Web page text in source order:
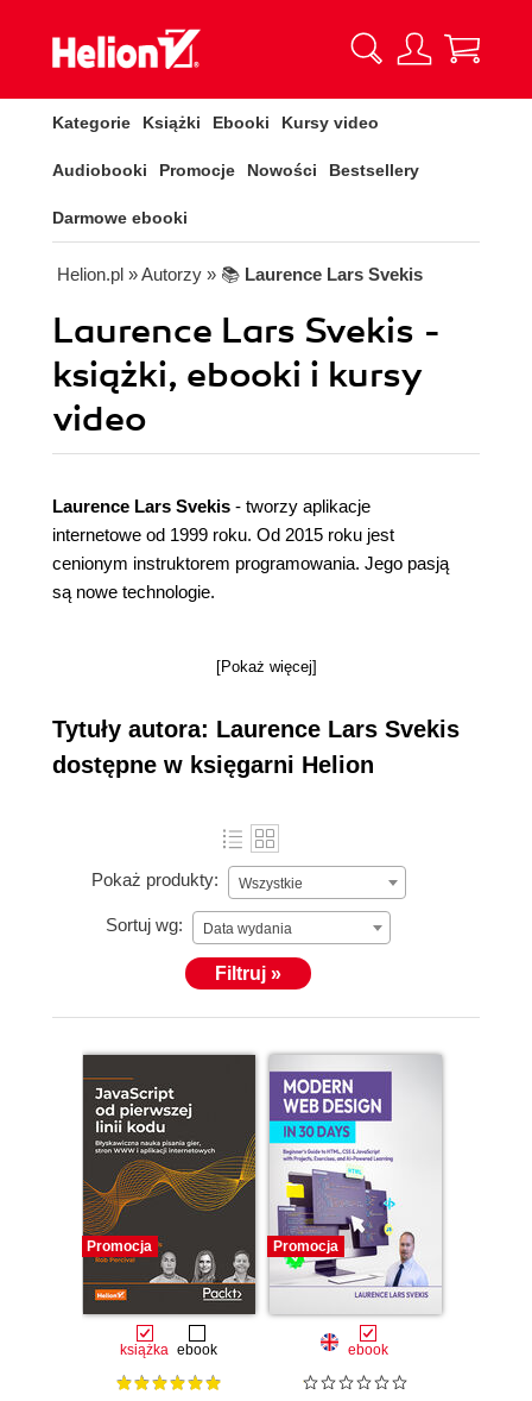
Kategorie Książki Ebooki Kursy video
Audiobooki Promocje Nowości Bestsellery
Darmowe ebooki
Helion.pl » Autorzy » 📚 Laurence Lars Svekis
Laurence Lars Svekis -
książki, ebooki i kursy
video
Laurence Lars Svekis - tworzy aplikacje
internetowe od 1999 roku. Od 2015 roku jest
cenionym instruktorem programowania. Jego pasją
są nowe technologie.
[Pokaż więcej]
Tytuły autora: Laurence Lars Svekis
dostępne w księgarni Helion
Pokaż produkty: Wszystkie
Sortuj wg: Data wydania
Filtruj »
Promocja
książka ebook
Promocja
ebook